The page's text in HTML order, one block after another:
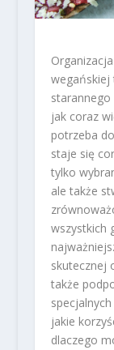
wegańskiej
starannego
jak coraz
potrzeba
staje się
tylko
ale także
wszystkich
skutecznej
także
jakie
dlaczego